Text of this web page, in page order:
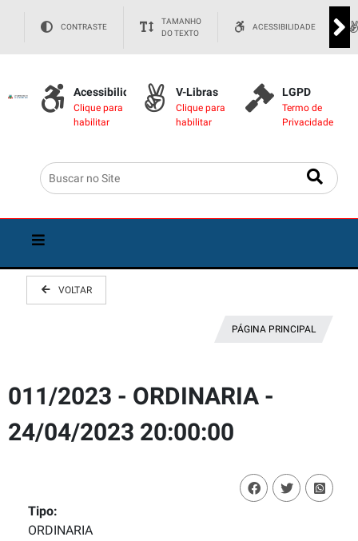
CONTRASTE
TAMANHO
DO TEXTO
ACESSIBILIDADE
Acessibilidade
Clique para
habilitar
V-Libras
Clique para
habilitar
LGPD
Termo de
Privacidade
VOLTAR
PÁGINA PRINCIPAL
011/2023 - ORDINARIA -
24/04/2023 20:00:00
Tipo:
ORDINARIA